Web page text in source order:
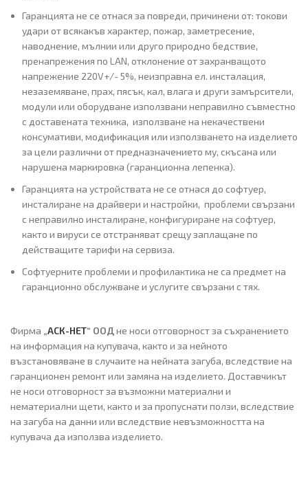
Гаранцията не се отнася за повреди, причинени oт: токови
удари от всякакъв характер, пожар, заметресение,
наводнение, мълнии или друго природно бедствие,
пренапрежения по LAN, отклонение от захранващото
напрежение 220V+/- 5%, неизправна ел. инсталация,
незаземяване, прах, пясък, кал, влага и други замърсители,
модули или оборудване използвани неправилно съвместно
с доставената техника, използване на некачествени
консумативи, модификация или използването на изделието
за цели различни от предназначението му, скъсана или
нарушена маркировка (гаранционна лепенка).
Гаранцията на устройствата не се отнася до софтуер,
инсталиране на драйвери и настройки, проблеми свързани
с неправилно инсталиране, конфигуриране на софтуер,
както и вируси се отстраняват срещу заплащане по
действащите тарифи на сервиза.
Софтуерните проблеми и профилактика не са предмет на
гаранционно обслужване и услугите свързани с тях.
Фирма „АСК-НЕТ“ ООДне носи отговорност за съхранението
на информация на купувача, както и за нейното
възстановяване в случаите на нейната загуба, вследствие на
гаранционен ремонт или замяна на изделието. Доставчикът
не носи отговорност за възможни материални и
нематериални щети, както и за пропуснати ползи, вследствие
на загуба на данни или вследствие невъзможността на
купувача да използва изделието.